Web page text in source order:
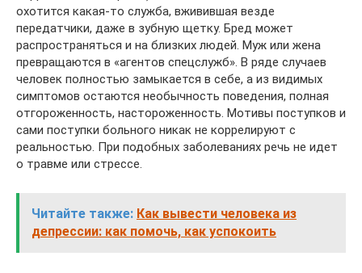
охотится какая-то служба, вживившая везде
передатчики, даже в зубную щетку. Бред может
распространяться и на близких людей. Муж или жена
превращаются в «агентов спецслужб». В ряде случаев
человек полностью замыкается в себе, а из видимых
симптомов остаются необычность поведения, полная
отгороженность, настороженность. Мотивы поступков и
сами поступки больного никак не коррелируют с
реальностью. При подобных заболеваниях речь не идет
о травме или стрессе.
Читайте также: Как вывести человека из
депрессии: как помочь, как успокоить